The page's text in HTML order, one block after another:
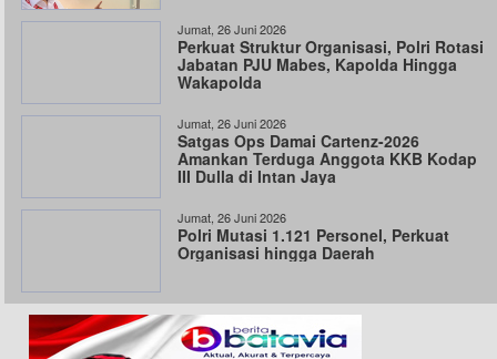
Jumat, 26 Juni 2026
Perkuat Struktur Organisasi, Polri Rotasi
Jabatan PJU Mabes, Kapolda Hingga
Wakapolda
Jumat, 26 Juni 2026
Satgas Ops Damai Cartenz-2026
Amankan Terduga Anggota KKB Kodap
III Dulla di Intan Jaya
Jumat, 26 Juni 2026
Polri Mutasi 1.121 Personel, Perkuat
Organisasi hingga Daerah